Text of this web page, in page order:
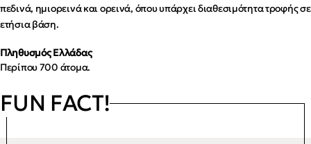
πεδινά, ημιορεινά και ορεινά, όπου υπάρχει διαθεσιμότητα τροφής σε
ετήσια βάση.
Πληθυσμός Ελλάδας
Περίπου 700 άτομα.
FUN FACT!